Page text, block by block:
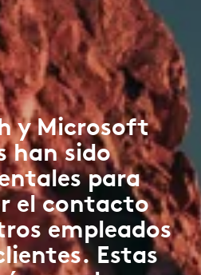
y Microsoft
han sido
para
el contacto
empleados
Estas